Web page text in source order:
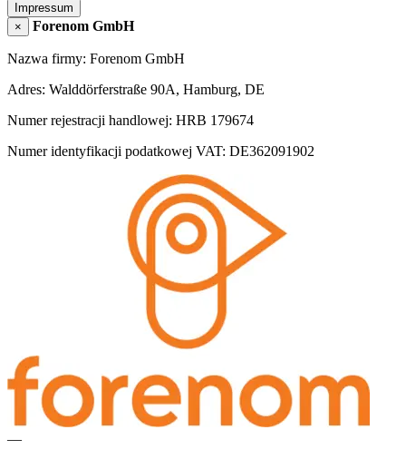
Impressum
×
Forenom GmbH
Nazwa firmy: Forenom GmbH
Adres: Walddörferstraße 90A, Hamburg, DE
Numer rejestracji handlowej: HRB 179674
Numer identyfikacji podatkowej VAT: DE362091902
—